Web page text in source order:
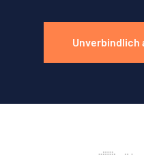
Unverbindlich